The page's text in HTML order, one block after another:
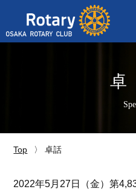
運営方針
卓
Top 卓話
2022年5月27日（金）第